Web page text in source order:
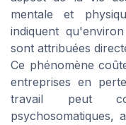
mentale et
indiquent
sont attribuées
Ce phénomène
entreprises en
travail peut
psychosomatiques,